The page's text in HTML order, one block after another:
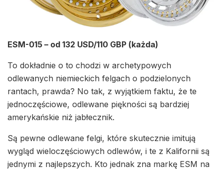
ESM-015 – od 132 USD/110 GBP (każda)
To dokładnie o to chodzi w archetypowych
odlewanych niemieckich felgach o podzielonych
rantach, prawda? No tak, z wyjątkiem faktu, że te
jednoczęściowe, odlewane piękności są bardziej
amerykańskie niż jabłecznik.
Są pewne odlewane felgi, które skutecznie imitują
wygląd wieloczęściowych odlewów, i te z Kalifornii są
jednymi z najlepszych. Kto jednak zna markę ESM na